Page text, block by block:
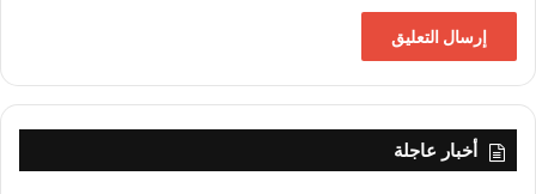
أخبار عاجلة